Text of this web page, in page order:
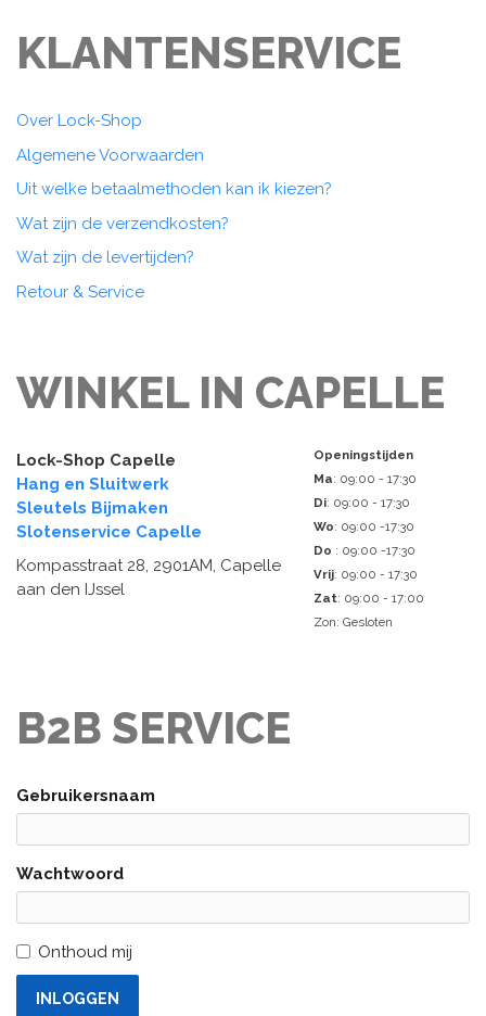
KLANTENSERVICE
Over Lock-Shop
Algemene Voorwaarden
Uit welke betaalmethoden kan ik kiezen?
Wat zijn de verzendkosten?
Wat zijn de levertijden?
Retour & Service
WINKEL IN CAPELLE
Lock-Shop Capelle
Hang en Sluitwerk
Sleutels Bijmaken
Slotenservice Capelle
Kompasstraat 28, 2901AM, Capelle
aan den IJssel
Openingstijden
Ma: 09:00 - 17:30
Di: 09:00 - 17:30
Wo: 09:00 -17:30
Do : 09:00 -17:30
Vrij: 09:00 - 17:30
Zat: 09:00 - 17:00
Zon: Gesloten
B2B SERVICE
Gebruikersnaam
Wachtwoord
Onthoud mij
INLOGGEN